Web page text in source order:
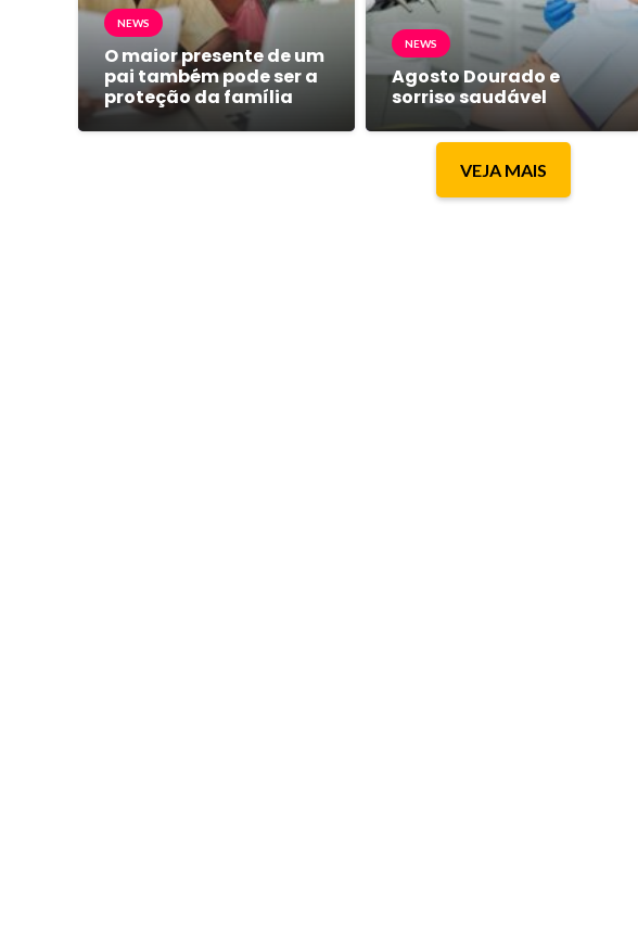
NEWS
O maior presente de um
pai também pode ser a
proteção da família
NEWS
Agosto Dourado e
sorriso saudável
VEJA MAIS